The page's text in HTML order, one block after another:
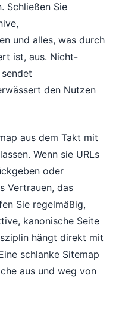
Schließen Sie
und alles, was durch
ist, aus. Nicht-
den Nutzen
aus dem Takt mit
Wenn sie URLs
oder
Vertrauen, das
Sie regelmäßig,
kanonische Seite
hängt direkt mit
schlanke Sitemap
aus und weg von